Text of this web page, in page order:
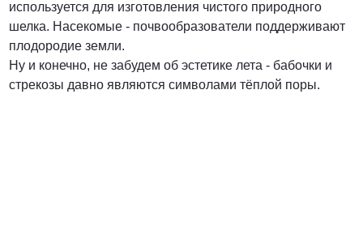
используется для изготовления чистого природного
шелка. Насекомые - почвообразователи поддерживают
плодородие земли.
Ну и конечно, не забудем об эстетике лета - бабочки и
стрекозы давно являются символами тёплой поры.